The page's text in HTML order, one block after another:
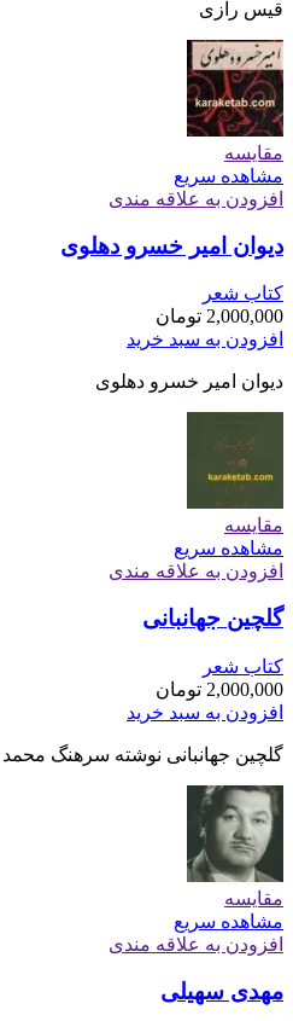
قیس رازی
مقایسه
مشاهده سریع
افزودن به علاقه مندی
دیوان امیر خسرو دهلوی
کتاب شعر
2,000,000 تومان
افزودن به سبد خرید
دیوان امیر خسرو دهلوی
مقایسه
مشاهده سریع
افزودن به علاقه مندی
گلچین جهانبانی
کتاب شعر
2,000,000 تومان
افزودن به سبد خرید
گلچین جهانبانی نوشته سرهنگ
مقایسه
مشاهده سریع
افزودن به علاقه مندی
مهدی سهیلی